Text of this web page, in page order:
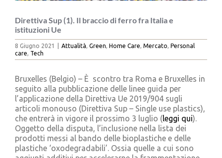
CATEGORIE
CONTATTI
Cerca
Direttiva Sup (1). Il braccio di ferro fra Italia e
istituzioni Ue
8 Giugno 2021 Attualità, Green, Home Care, Mercato, Personal
care, Tech
Bruxelles (Belgio) – È scontro tra Roma e Bruxelles in
seguito alla pubblicazione delle linee guida per
l’applicazione della Direttiva Ue 2019/904 sugli
articoli monouso (Direttiva Sup – Single use plastics),
che entrerà in vigore il prossimo 3 luglio (leggi qui).
Oggetto della disputa, l’inclusione nella lista dei
prodotti messi al bando delle bioplastiche e delle
plastiche ‘oxodegradabili’. Ossia quelle a cui sono